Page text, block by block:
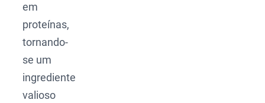
em
proteínas,
tornando-
se um
ingrediente
valioso